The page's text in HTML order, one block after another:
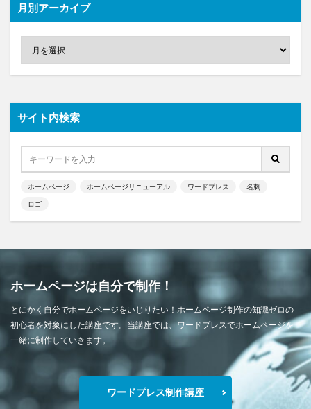
月別アーカイブ
サイト内検索
ホームページ ホームページリニューアル ワードプレス 名刺
ロゴ
ホームページは自分で制作！
とにかく自分でホームページをいじりたい！ホームページ制作の知識ゼロの
初心者を対象にした講座です。当講座では、ワードプレスでホームページを
一緒に制作していきます。
ワードプレス制作講座